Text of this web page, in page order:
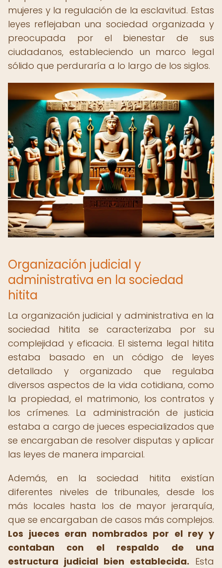
mujeres y la regulación de la esclavitud. Estas
leyes reflejaban una sociedad organizada y
preocupada por el bienestar de sus
ciudadanos, estableciendo un marco legal
sólido que perduraría a lo largo de los siglos.
Organización judicial y
administrativa en la sociedad
hitita
La organización judicial y administrativa en la
sociedad hitita se caracterizaba por su
complejidad y eficacia. El sistema legal hitita
estaba basado en un código de leyes
detallado y organizado que regulaba
diversos aspectos de la vida cotidiana, como
la propiedad, el matrimonio, los contratos y
los crímenes. La administración de justicia
estaba a cargo de jueces especializados que
se encargaban de resolver disputas y aplicar
las leyes de manera imparcial.
Además, en la sociedad hitita existían
diferentes niveles de tribunales, desde los
más locales hasta los de mayor jerarquía,
que se encargaban de casos más complejos.
Los jueces eran nombrados por el rey y
contaban con el respaldo de una
estructura judicial bien establecida. Esta